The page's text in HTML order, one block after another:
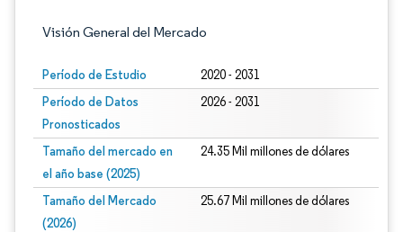
Visión General del Mercado
Período de Estudio 2020 - 2031
Período de Datos
Pronosticados
2026 - 2031
Tamaño del mercado en
el año base (2025)
24.35 Mil millones de dólares
Tamaño del Mercado
(2026)
25.67 Mil millones de dólares